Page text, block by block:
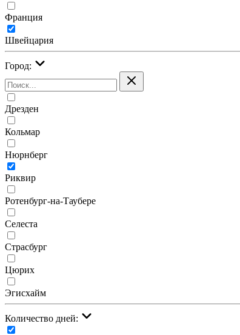
Франция
Швейцария
Город:
Дрезден
Кольмар
Нюрнберг
Риквир
Ротенбург-на-Таубере
Селеста
Страсбург
Цюрих
Эгисхайм
Количество дней: